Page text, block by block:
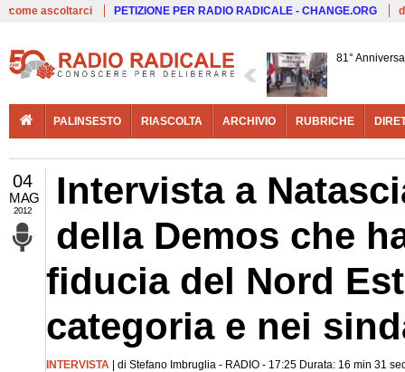
come ascoltarci PETIZIONE PER RADIO RADICALE - CHANGE.ORG
81°
PALINSESTO RIASCOLTA ARCHIVIO RUBRICHE
04
MAG
2012
Intervista a
della Demos che
fiducia del Nord
categoria e nei
INTERVISTA | di Stefano Imbruglia - RADIO - 17:25 Durata: 16 min 31